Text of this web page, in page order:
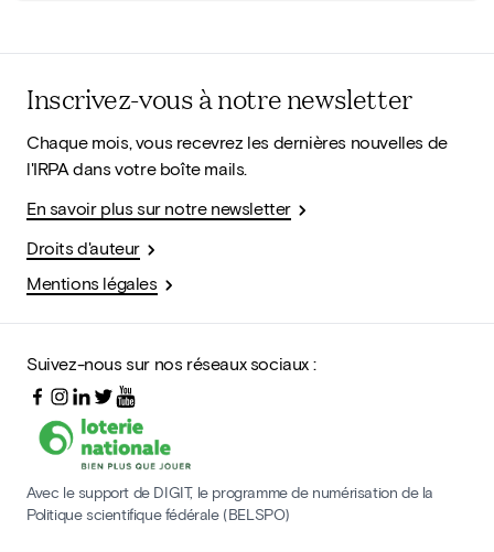
Inscrivez-vous à notre newsletter
Chaque mois, vous recevrez les dernières nouvelles de
l'IRPA dans votre boîte mails.
En savoir plus sur notre newsletter
Droits d'auteur
Mentions légales
Suivez-nous sur nos réseaux sociaux :
Avec le support de DIGIT, le programme de numérisation de la
Politique scientifique fédérale (BELSPO)